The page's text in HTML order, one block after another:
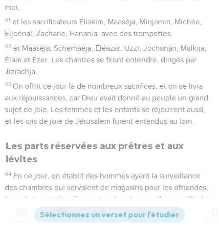
moi,
41 et les sacrificateurs Éliakim, Maaséja, Minjamin, Michée,
Eljoénaï, Zacharie, Hanania, avec des trompettes,
42 et Maaséja, Schemaeja, Éléazar, Uzzi, Jochanan, Malkija,
Élam et Ézer. Les chantres se firent entendre, dirigés par
Jizrachja.
43 On offrit ce jour-là de nombreux sacrifices, et on se livra
aux réjouissances, car Dieu avait donné au peuple un grand
sujet de joie. Les femmes et les enfants se réjouirent aussi,
et les cris de joie de Jérusalem furent entendus au loin.
Les parts réservées aux prêtres et aux
lévites
44 En ce jour, on établit des hommes ayant la surveillance
des chambres qui servaient de magasins pour les offrandes,
les prémices et les dîmes, et on les chargea d'y recueillir du
territoire des villes les portions assignées par la loi aux
sacrificateurs et aux Lévites. Car Juda se réjouissait de ce
Versions Commentaires Strong